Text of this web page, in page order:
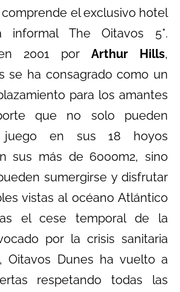
el exclusivo hotel
informal The Oitavos 5*.
2001 por Arthur Hills,
se ha consagrado como un
para los amantes
que no solo pueden
juego en sus 18 hoyos
sus más de 6000m2, sino
sumergirse y disfrutar
vistas al océano Atlántico
el cese temporal de la
por la crisis sanitaria
Oitavos Dunes ha vuelto a
respetando todas las